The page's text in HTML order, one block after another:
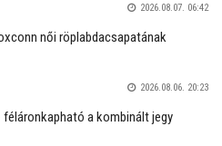
2026.08.07. 06:42
női röplabdacsapatának
2026.08.06. 20:23
a kombinált jegy